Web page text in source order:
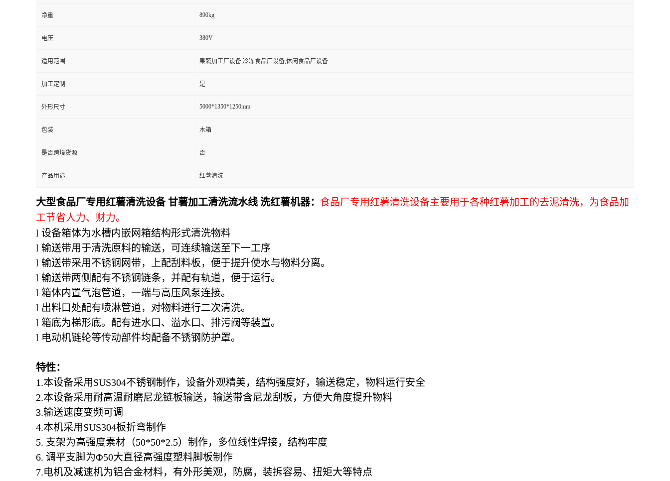
净重 890kg
电压 380V
适用范围 果蔬加工厂设备,冷冻食品厂设备,休闲食品厂设备
加工定制 是
外形尺寸 5000*1350*1250mm
包装 木箱
是否跨境货源 否
产品用途 红薯清洗
大型食品厂专用红薯清洗设备 甘薯加工清洗流水线 洗红薯机器： 食品厂专用红薯清洗设备主要用于各种红薯加工的去泥清洗，为食品加
工节省人力、财力。
l 设备箱体为水槽内嵌网箱结构形式清洗物料
l 输送带用于清洗原料的输送，可连续输送至下一工序
l 输送带采用不锈钢网带，上配刮料板，便于提升使水与物料分离。
l 输送带两侧配有不锈钢链条，并配有轨道，便于运行。
l 箱体内置气泡管道，一端与高压风泵连接。
l 出料口处配有喷淋管道，对物料进行二次清洗。
l 箱底为梯形底。配有进水口、溢水口、排污阀等装置。
l 电动机链轮等传动部件均配备不锈钢防护罩。
特性：
1.本设备采用SUS304不锈钢制作，设备外观精美，结构强度好，输送稳定，物料运行安全
2.本设备采用耐高温耐磨尼龙链板输送，输送带含尼龙刮板，方便大角度提升物料
3.输送速度变频可调
4.本机采用SUS304板折弯制作
5. 支架为高强度素材（50*50*2.5）制作，多位线性焊接，结构牢度
6. 调平支脚为Φ50大直径高强度塑料脚板制作
7.电机及减速机为铝合金材料，有外形美观，防腐，装拆容易、扭矩大等特点